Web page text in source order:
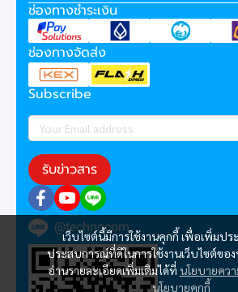
เว็บไซต์นี้มีการใช้งานคุกกี้ เพื่อเพิ่มป
ประสบการณ์ที่ดีในการใช้งานเว็บไซต์ขอ
อ่านรายละเอียดเพิ่มเติมได้ที่ นโยบายคว
นโยบายคุกกี้
ช่องทางชำระเงิน
ช่องทางจัดส่ง
Subscribe
รับข่าวสาร
@technocom